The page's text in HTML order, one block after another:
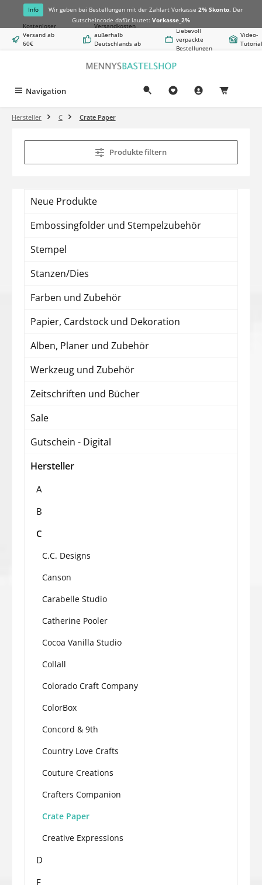
springen
Info Wir geben bei Bestellungen mit der Zahlart Vorkasse 2% Skonto. Der
Gutscheincode dafür lautet: Vorkasse_2%
Kostenloser
Versand ab
60€
Versandkosten
außerhalb
Deutschlands ab
Liebevoll
verpackte
Bestellungen
Video-
Navigation
Hersteller C Crate Paper
Produkte filtern
Neue Produkte
Embossingfolder und Stempelzubehör
Stempel
Stanzen/Dies
Farben und Zubehör
Papier, Cardstock und Dekoration
Alben, Planer und Zubehör
Werkzeug und Zubehör
Zeitschriften und Bücher
Sale
Gutschein - Digital
Hersteller
A
B
C
C.C. Designs
Canson
Carabelle Studio
Catherine Pooler
Cocoa Vanilla Studio
Collall
Colorado Craft Company
ColorBox
Concord & 9th
Country Love Crafts
Couture Creations
Crafters Companion
Crate Paper
Creative Expressions
D
E